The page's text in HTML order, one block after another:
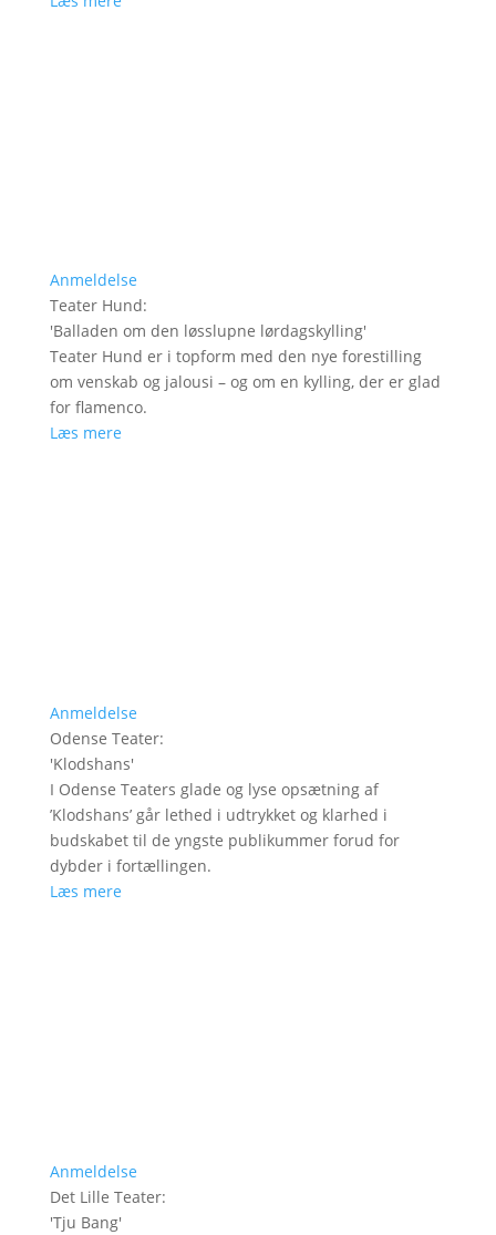
Anmeldelse
Teater Hund:
'Balladen om den løsslupne lørdagskylling'
Teater Hund er i topform med den nye forestilling
om venskab og jalousi – og om en kylling, der er glad
for flamenco.
Læs mere
Anmeldelse
Odense Teater:
'Klodshans'
I Odense Teaters glade og lyse opsætning af
’Klodshans’ går lethed i udtrykket og klarhed i
budskabet til de yngste publikummer forud for
dybder i fortællingen.
Læs mere
Anmeldelse
Det Lille Teater:
'Tju Bang'